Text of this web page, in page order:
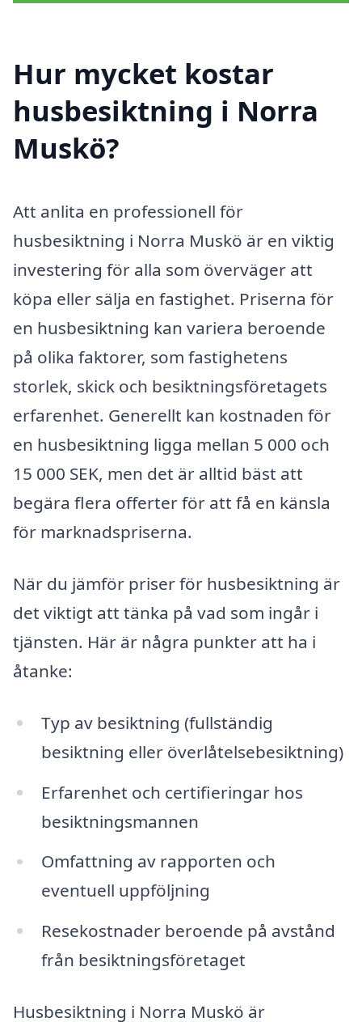
Hur mycket kostar
husbesiktning i Norra
Muskö?
Att anlita en professionell för
husbesiktning i Norra Muskö är en viktig
investering för alla som överväger att
köpa eller sälja en fastighet. Priserna för
en husbesiktning kan variera beroende
på olika faktorer, som fastighetens
storlek, skick och besiktningsföretagets
erfarenhet. Generellt kan kostnaden för
en husbesiktning ligga mellan 5 000 och
15 000 SEK, men det är alltid bäst att
begära flera offerter för att få en känsla
för marknadspriserna.
När du jämför priser för husbesiktning är
det viktigt att tänka på vad som ingår i
tjänsten. Här är några punkter att ha i
åtanke:
Typ av besiktning (fullständig
besiktning eller överlåtelsebesiktning)
Erfarenhet och certifieringar hos
besiktningsmannen
Omfattning av rapporten och
eventuell uppföljning
Resekostnader beroende på avstånd
från besiktningsföretaget
Husbesiktning i Norra Muskö är